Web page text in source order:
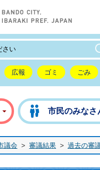
広報 ゴミ ごみ
市民のみなさ
議会 > 審議結果 > 過去の審